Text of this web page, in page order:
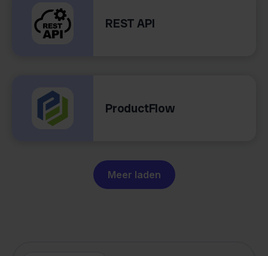
REST API
ProductFlow
Meer laden